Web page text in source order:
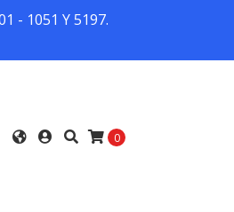
- 1051 Y 5197.
0